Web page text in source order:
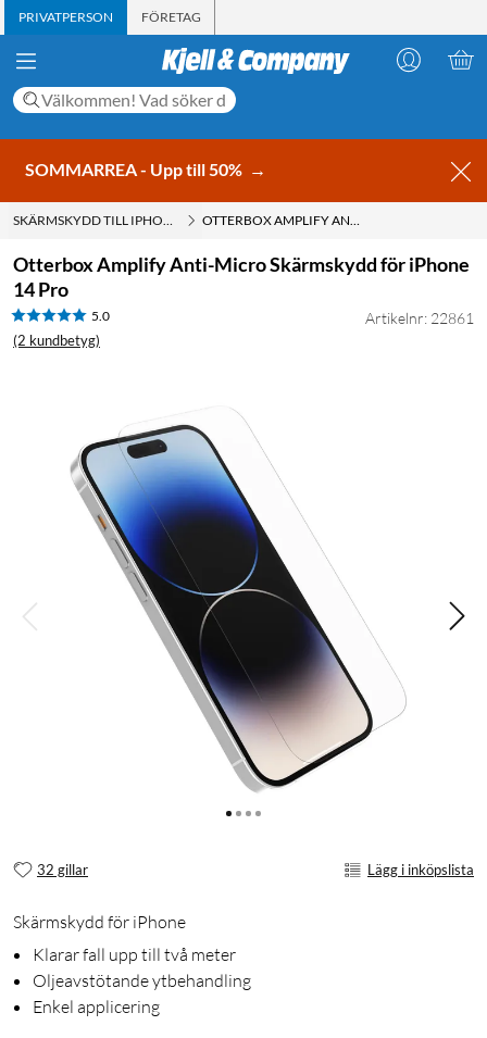
PRIVATPERSON FÖRETAG
SOMMARREA - Upp till 50% →
SKÄRMSKYDD TILL IPHONE 14 PRO OTTERBOX AMPLIFY ANTI-MICRO SKÄRMSKYDD FÖR IPHONE 14 PRO
Otterbox Amplify Anti-Micro Skärmskydd för iPhone
14 Pro
5.0
(2 kundbetyg)
Artikelnr: 22861
32 gillar Lägg i inköpslista
Skärmskydd för iPhone
Klarar fall upp till två meter
Oljeavstötande ytbehandling
Enkel applicering